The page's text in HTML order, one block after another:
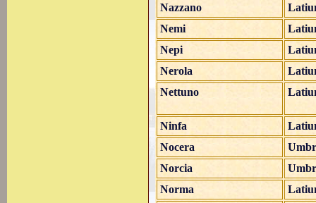
Nazzano
Nemi
Nepi
Nerola
Nettuno
Ninfa
Nocera
Norcia
Norma